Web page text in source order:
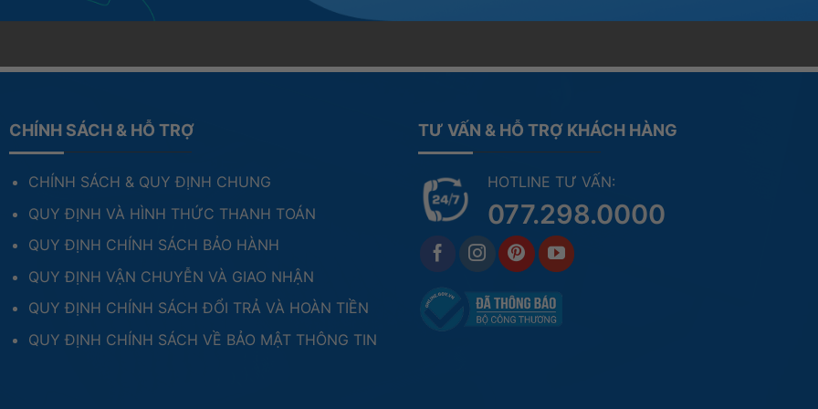
HD (1920 x 1080) sắc nét. Hỗ trợ 16.7 triệu màu
CHÍNH SÁCH & HỖ TRỢ
CHÍNH SÁCH & QUY ĐỊNH CHUNG
QUY ĐỊNH VÀ HÌNH THỨC THANH TOÁN
QUY ĐỊNH CHÍNH SÁCH BẢO HÀNH
QUY ĐỊNH VẬN CHUYỄN VÀ GIAO NHẬN
QUY ĐỊNH CHÍNH SÁCH ĐỔI TRẢ VÀ HOÀN TIỀN
QUY ĐỊNH CHÍNH SÁCH VỀ BẢO MẬT THÔNG TIN
TƯ VẤN & HỖ TRỢ KHÁCH HÀNG
HOTLINE TƯ VẤN:
077.298.0000